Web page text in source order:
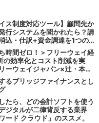
ス制度対応ツール】顧問先か
行システムを聞かれたら？請
込・仕訳+資金調達を1つの
「請求QUICK」の魅力に迫
時間ゼロ！＞フリーウェイ経
の効率化とコスト削減を実
ーウェイジャパン×辻・本郷
配便事業部）】
るブリッジファイナンスとし
たら、どの会計ソフトを使う
ジタルが二律背反する業界
ード クラウド」のススメ。